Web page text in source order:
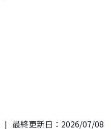
| 最終更新日： 2026/07/08